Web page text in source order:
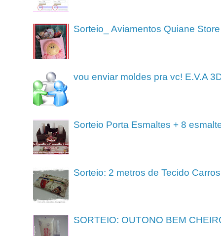
Sorteio_ Aviamentos Quiane Store
vou enviar moldes pra vc! E.V.A
Sorteio Porta Esmaltes + 8
Sorteio: 2 metros de Tecido Carros
SORTEIO: OUTONO BEM